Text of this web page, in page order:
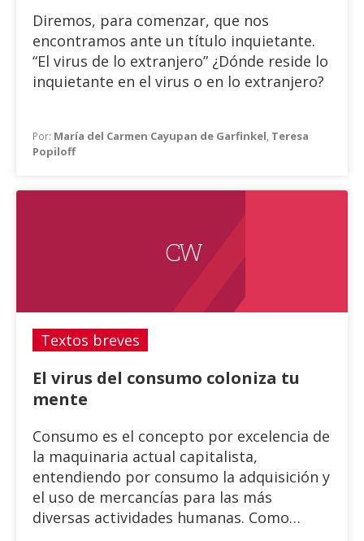
Diremos, para comenzar, que nos
encontramos ante un título inquietante.
“El virus de lo extranjero” ¿Dónde reside lo
inquietante en el virus o en lo extranjero?
extranjero un virus?
el virus, a qué remite?
Por: María del Carmen Cayupan de Garfinkel, Teresa
Popiloff
C W
Textos breves
El virus del consumo coloniza tu
mente
Consumo es el concepto por excelencia de
la maquinaria actual capitalista,
entendiendo por consumo la adquisición y
el uso de mercancías para las más
diversas actividades humanas. Como